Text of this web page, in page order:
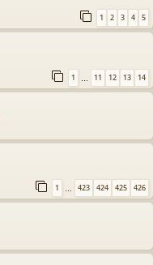
1 2 3 4 5
1 11 12 13 14
1 423 424 425 426